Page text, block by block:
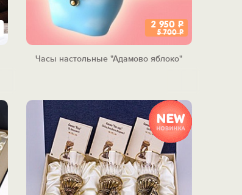
2 950 Р
5 700Р
Часы настольные "Адамово яблоко"